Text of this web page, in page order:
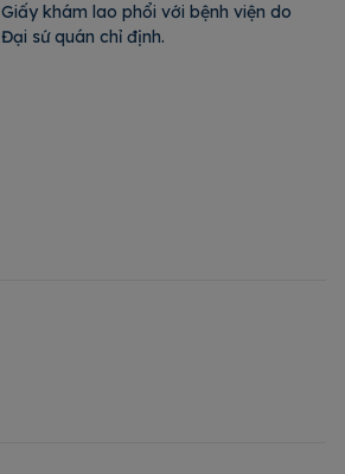
Giấy khám lao phổi với bệnh viện do
Đại sứ quán chỉ định.